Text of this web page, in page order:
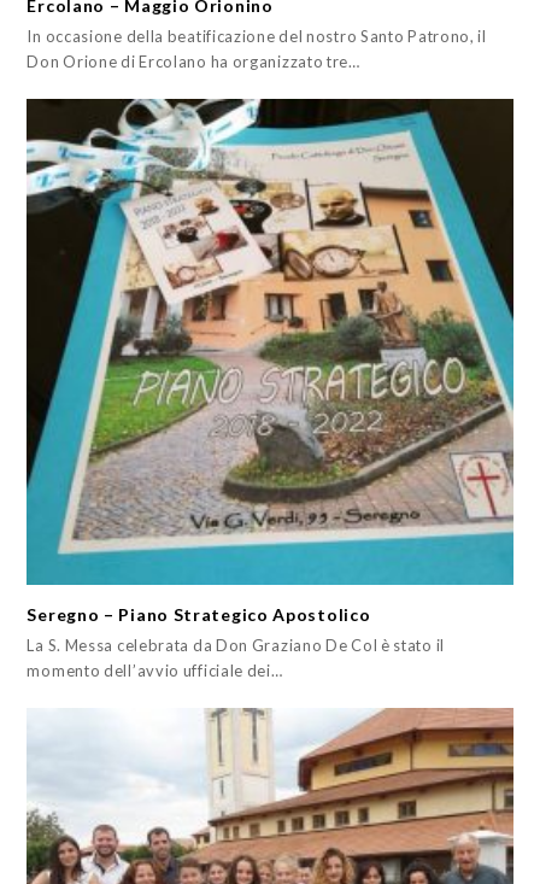
Ercolano – Maggio Orionino
In occasione della beatificazione del nostro Santo Patrono, il
Don Orione di Ercolano ha organizzato tre…
Seregno – Piano Strategico Apostolico
La S. Messa celebrata da Don Graziano De Col è stato il
momento dell’avvio ufficiale dei…